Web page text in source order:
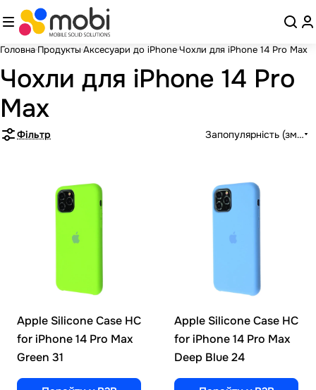
Головна Продукты Аксесуари до iPhoneЧохли для iPhone 14 Pro Max
Чохли для iPhone 14 Pro
Max
Фільтр Запопулярність
Apple Silicone Case HC
for iPhone 14 Pro Max
Green 31
Apple Silicone Case HC
for iPhone 14 Pro Max
Deep Blue 24